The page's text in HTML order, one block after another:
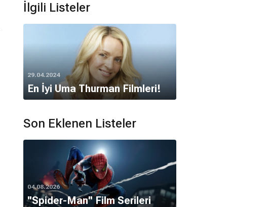
İlgili Listeler
29.04.2024
En İyi Uma Thurman Filmleri!
Son Eklenen Listeler
04.08.2026
''Spider-Man'' Film Serileri